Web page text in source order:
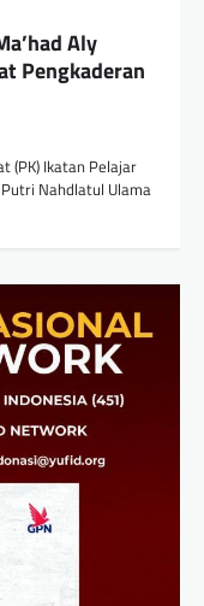
Aly
Pengkaderan
(PK) Ikatan Pelajar
Nahdlatul Ulama